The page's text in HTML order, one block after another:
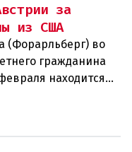
за
из США
(Форарльберг) во
гражданина
находится
что на протяжении